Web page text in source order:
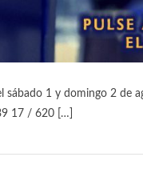
1 y domingo 2 de
17 / 620 […]